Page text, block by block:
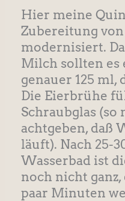
Hier meine
Zubereitung
modernisiert.
Milch sollten es
genauer 125
Die Eierbrühe
Schraubglas
achtgeben, daß
läuft). Nach 25-
Wasserbad ist
noch nicht
paar Minuten